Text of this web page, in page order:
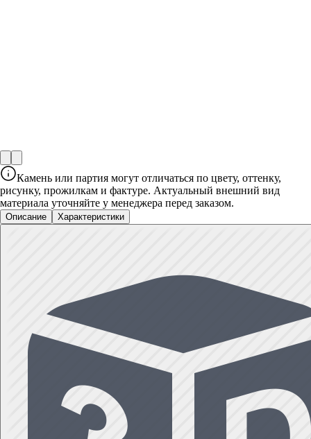
Камень или партия могут отличаться по цвету, оттенку,
рисунку, прожилкам и фактуре. Актуальный внешний вид
материала уточняйте у менеджера перед заказом.
Описание Характеристики